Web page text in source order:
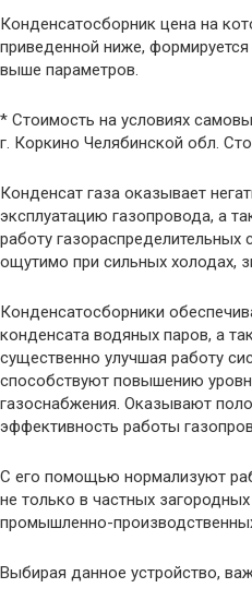
Конденсатосборник цена на
приведенной ниже,
выше параметров.
* Стоимость на условиях
г. Коркино Челябинской обл.
Конденсат газа оказывает
эксплуатацию газопровода, а
работу газораспределительных
ощутимо при сильных холодах,
Конденсатосборники
конденсата водяных паров, а
существенно улучшая работу
способствуют повышению
газоснабжения. Оказывают
эффективность работы
С его помощью нормализуют
не только в частных
промышленно-
Выбирая данное устройство,